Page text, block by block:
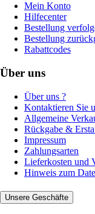
Mein Konto
Hilfecenter
Bestellung
Bestellung
Rabattcodes
Über uns
Über uns ?
Kontaktieren Sie
Allgemeine
Rückgabe &
Impressum
Zahlungsarten
Lieferkosten und
Hinweis zum
Unsere Geschäfte